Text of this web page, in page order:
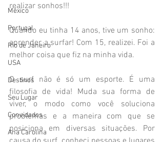
México
Portugal
Rio de Janeiro
USA
Destinos
Seu Lugar
Convidados
Ana Carolina
realizar sonhos!!!
Quando eu tinha 14 anos, tive um sonho:
aprender a surfar! Com 15, realizei. Foi a
melhor coisa que fiz na minha vida.
O surf não é só um esporte. É uma
filosofia de vida! Muda sua forma de
viver, o modo como você soluciona
problemas e a maneira com que se
posiciona em diversas situações. Por